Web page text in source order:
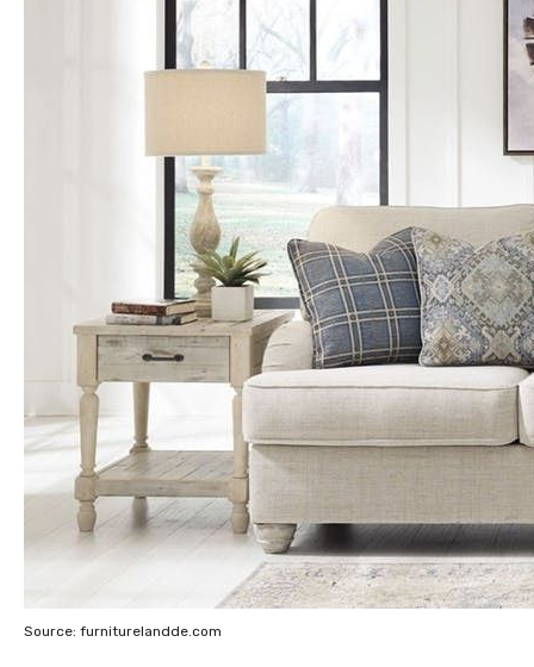
Source: furniturelandde.com